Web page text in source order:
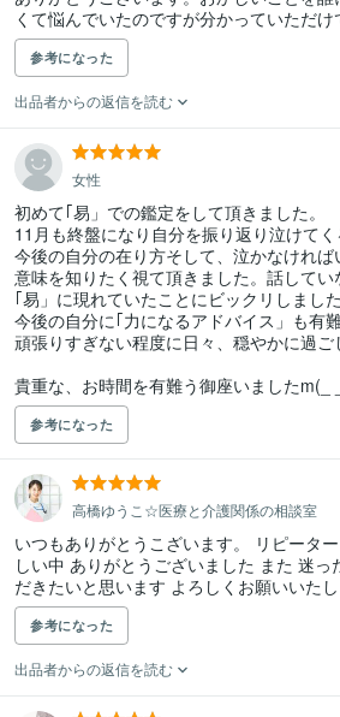
くて悩んでいたのですが分かっていただけ
参考になった
出品者からの返信を読む
女性
初めて｢易」での鑑定をして頂きました。
11月も終盤になり自分を振り返り泣けて
今後の自分の在り方そして、泣かなけれ
意味を知りたく視て頂きました。話してい
｢易」に現れていたことにビックリしました
今後の自分に｢力になるアドバイス」も有
頑張りすぎない程度に日々、穏やかに過ご
貴重な、お時間を有難う御座いましたm(_
参考になった
高橋ゆうこ☆医療と介護関係の相談室
いつもありがとうこざいます。 リピータ
しい中 ありがとうございました また 迷
だきたいと思います よろしくお願いいた
参考になった
出品者からの返信を読む